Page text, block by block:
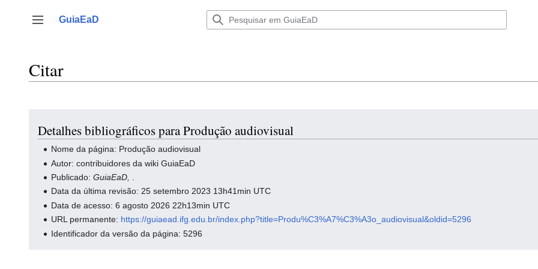
para
Alternar barra lateral
GuiaEaD
Citar
Detalhes bibliográficos para Produção audiovisual
Nome da página: Produção audiovisual
Autor: contribuidores da wiki GuiaEaD
Publicado:GuiaEaD,
Data da última revisão: 25 setembro 2023 13h41min UTC
Data de acesso: 6 agosto 2026 22h13min UTC
URL permanente: https://guiaead.ifg.edu.br/index.php?title=Produ%C3%A7%C3%A3o_audiovisual&oldid=5296
Identificador da versão da página: 5296